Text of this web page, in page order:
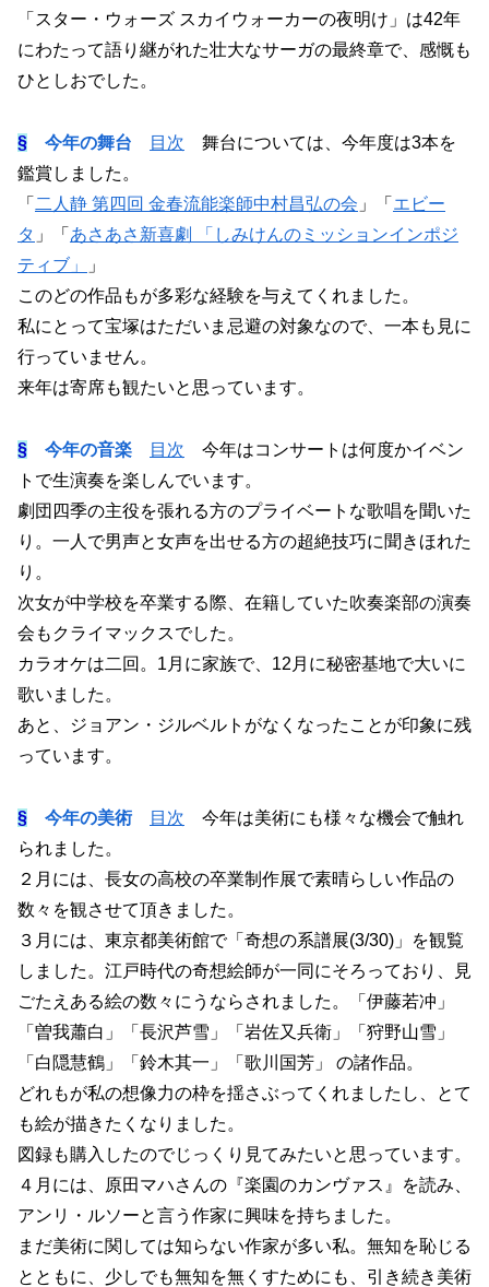
「スター・ウォーズ スカイウォーカーの夜明け」は42年
にわたって語り継がれた壮大なサーガの最終章で、感慨も
ひとしおでした。
§ 今年の舞台 目次 舞台については、今年度は3本を
鑑賞しました。
「 二人静 第四回 金春流能楽師中村昌弘の会 」「 エビー
タ 」「 あさあさ新喜劇 「しみけんのミッションインポジ
ティブ」
」
このどの作品もが多彩な経験を与えてくれました。
私にとって宝塚はただいま忌避の対象なので、一本も見に
行っていません。
来年は寄席も観たいと思っています。
§ 今年の音楽 目次 今年はコンサートは何度かイベン
トで生演奏を楽しんでいます。
劇団四季の主役を張れる方のプライベートな歌唱を聞いた
り。一人で男声と女声を出せる方の超絶技巧に聞きほれた
り。
次女が中学校を卒業する際、在籍していた吹奏楽部の演奏
会もクライマックスでした。
カラオケは二回。1月に家族で、12月に秘密基地で大いに
歌いました。
あと、ジョアン・ジルベルトがなくなったことが印象に残
っています。
§ 今年の美術 目次 今年は美術にも様々な機会で触れ
られました。
２月には、長女の高校の卒業制作展で素晴らしい作品の
数々を観させて頂きました。
３月には、東京都美術館で「奇想の系譜展(3/30)」を観覧
しました。江戸時代の奇想絵師が一同にそろっており、見
ごたえある絵の数々にうならされました。「伊藤若冲」
「曽我蕭白」「長沢芦雪」「岩佐又兵衛」「狩野山雪」
「白隠慧鶴」「鈴木其一」「歌川国芳」 の諸作品。
どれもが私の想像力の枠を揺さぶってくれましたし、とて
も絵が描きたくなりました。
図録も購入したのでじっくり見てみたいと思っています。
４月には、原田マハさんの『楽園のカンヴァス』を読み、
アンリ・ルソーと言う作家に興味を持ちました。
まだ美術に関しては知らない作家が多い私。無知を恥じる
とともに、少しでも無知を無くすためにも、引き続き美術